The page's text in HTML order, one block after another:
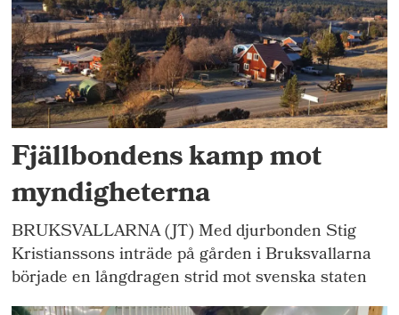
Fjällbondens kamp mot
myndigheterna
BRUKSVALLARNA (JT) Med djurbonden Stig
Kristianssons inträde på gården i Bruksvallarna
började en långdragen strid mot svenska staten